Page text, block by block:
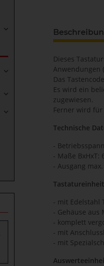
Dieses
Anwendungen
Das
Es wird ein
zugewiesen.
Ferner wird
Technische
-
- Maße BxHxT:
- Ausgang
- mit Edelstahl
- Gehäuse aus
- komplett
- mit
- mit